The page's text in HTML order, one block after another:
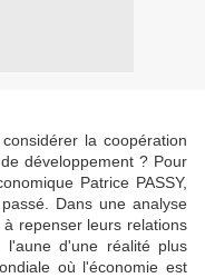
la coopération
développement ? Pour
Patrice PASSY,
Dans une analyse
repenser leurs relations
l'aune d'une réalité plus
où l'économie est